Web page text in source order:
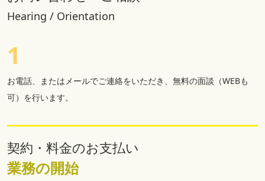
1
Hearing / Orientation
お電話、またはメールでご連絡をいただき、無料の面談（WEBも
可）を行います。
契約・料金のお支払い
業務の開始